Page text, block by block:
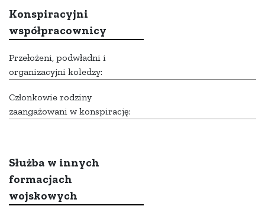
Konspiracyjni
współpracownicy
Przełożeni, podwładni i
organizacyjni koledzy:
Członkowie rodziny
zaangażowani w konspirację:
Służba w innych
formacjach
wojskowych